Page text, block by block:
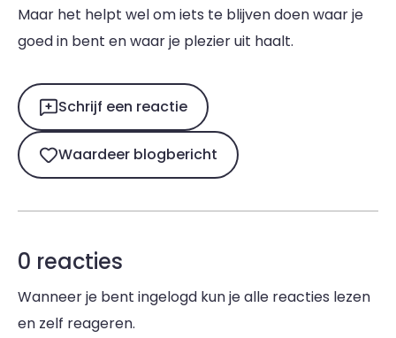
Maar het helpt wel om iets te blijven doen waar je
goed in bent en waar je plezier uit haalt.
Schrijf een reactie
Waardeer blogbericht
0 reacties
Wanneer je bent ingelogd kun je alle reacties lezen
en zelf reageren.